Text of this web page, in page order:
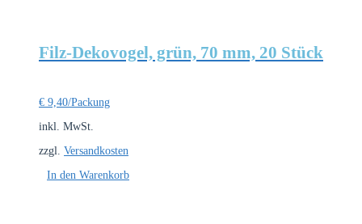
Filz-Dekovogel, grün, 70 mm, 20 Stück
€ 9,40/Packung
inkl. MwSt.
zzgl. Versandkosten
In den Warenkorb